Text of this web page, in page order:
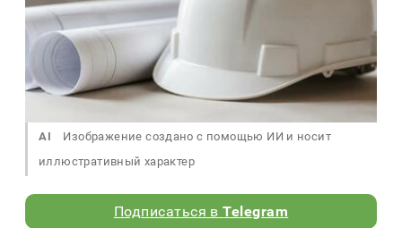
AI
Изображение создано с помощью ИИ и носит
иллюстративный характер
Подписаться вTelegram